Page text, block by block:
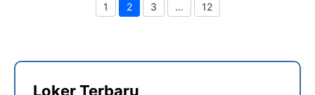
Page
1 Page
2 Page
3 … Page
12
Loker Terbaru